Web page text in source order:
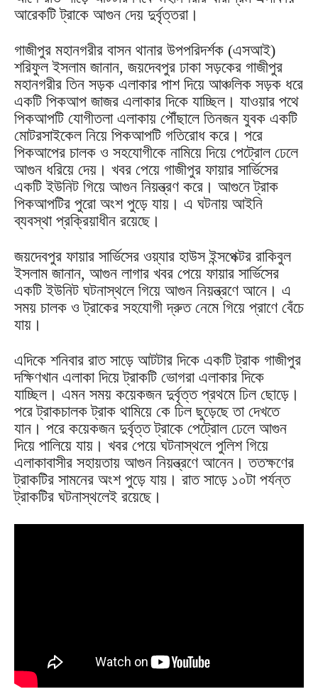
আরেকটি ট্রাকে আগুন দেয় দুর্বৃত্তরা।
গাজীপুর মহানগরীর বাসন থানার উপপরিদর্শক (এসআই)
শরিফুল ইসলাম জানান, জয়দেবপুর ঢাকা সড়কের গাজীপুর
মহানগরীর তিন সড়ক এলাকার পাশ দিয়ে আঞ্চলিক সড়ক ধরে
একটি পিকআপ জাজর এলাকার দিকে যাচ্ছিল। যাওয়ার পথে
পিকআপটি যোগীতলা এলাকায় পৌঁছালে তিনজন যুবক একটি
মোটরসাইকেল নিয়ে পিকআপটি গতিরোধ করে। পরে
পিকআপের চালক ও সহযোগীকে নামিয়ে দিয়ে পেট্রোল ঢেলে
আগুন ধরিয়ে দেয়। খবর পেয়ে গাজীপুর ফায়ার সার্ভিসের
একটি ইউনিট গিয়ে আগুন নিয়ন্ত্রণ করে। আগুনে ট্রাক
পিকআপটির পুরো অংশ পুড়ে যায়। এ ঘটনায় আইনি
ব্যবস্থা প্রক্রিয়াধীন রয়েছে।
জয়দেবপুর ফায়ার সার্ভিসের ওয়্যার হাউস ইন্সপেক্টর রাকিবুল
ইসলাম জানান, আগুন লাগার খবর পেয়ে ফায়ার সার্ভিসের
একটি ইউনিট ঘটনাস্থলে গিয়ে আগুন নিয়ন্ত্রণে আনে। এ
সময় চালক ও ট্রাকের সহযোগী দ্রুত নেমে গিয়ে প্রাণে বেঁচে
যায়।
এদিকে শনিবার রাত সাড়ে আটটার দিকে একটি ট্রাক গাজীপুর
দক্ষিণখান এলাকা দিয়ে ট্রাকটি ভোগরা এলাকার দিকে
যাচ্ছিল। এমন সময় কয়েকজন দুর্বৃত্ত প্রথমে ঢিল ছোড়ে।
পরে ট্রাকচালক ট্রাক থামিয়ে কে ঢিল ছুড়েছে তা দেখতে
যান। পরে কয়েকজন দুর্বৃত্ত ট্রাকে পেট্রোল ঢেলে আগুন
দিয়ে পালিয়ে যায়। খবর পেয়ে ঘটনাস্থলে পুলিশ গিয়ে
এলাকাবাসীর সহায়তায় আগুন নিয়ন্ত্রণে আনেন। ততক্ষণের
ট্রাকটির সামনের অংশ পুড়ে যায়। রাত সাড়ে ১০টা পর্যন্ত
ট্রাকটির ঘটনাস্থলেই রয়েছে।